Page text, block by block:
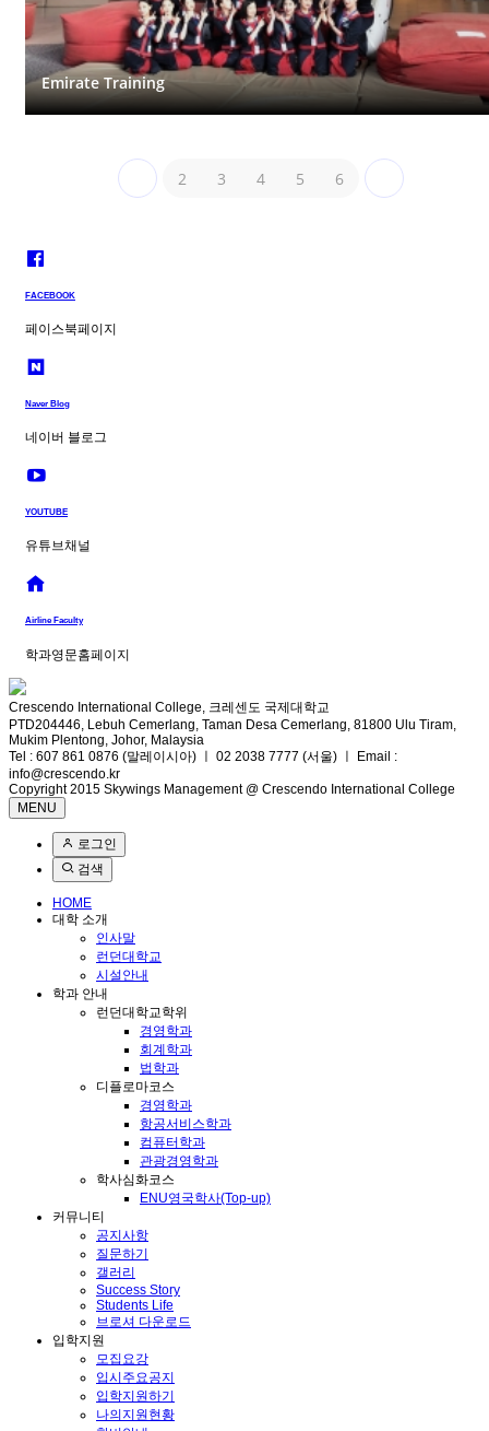
Emirate Training
2 3 4 5 6
FACEBOOK
페이스북페이지
Naver Blog
네이버 블로그
YOUTUBE
유튜브채널
Airline Faculty
학과영문홈페이지
Crescendo International College, 크레센도 국제대학교
PTD204446, Lebuh Cemerlang, Taman Desa Cemerlang, 81800 Ulu Tiram,
Mukim Plentong, Johor, Malaysia
Tel : 607 861 0876 (말레이시아) ㅣ 02 2038 7777 (서울) ㅣ Email :
info@crescendo.kr
Copyright 2015 Skywings Management @ Crescendo International College
MENU
로그인
검색
HOME
대학 소개
인사말
런던대학교
시설안내
학과 안내
런던대학교학위
경영학과
회계학과
법학과
디플로마코스
경영학과
항공서비스학과
컴퓨터학과
관광경영학과
학사심화코스
ENU영국학사(Top-up)
커뮤니티
공지사항
질문하기
갤러리
Success Story
Students Life
브로셔 다운로드
입학지원
모집요강
입시주요공지
입학지원하기
나의지원현황